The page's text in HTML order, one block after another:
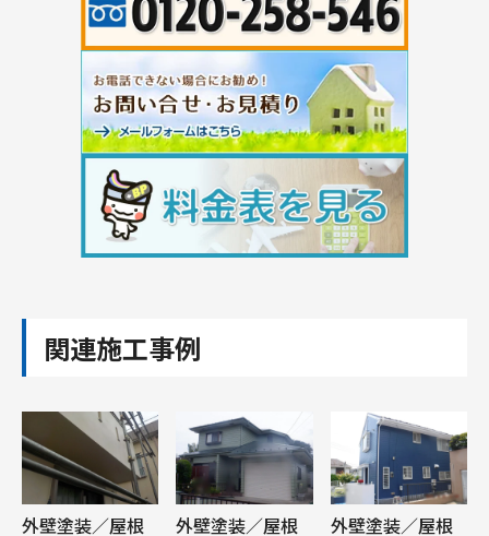
関連施工事例
外壁塗装／屋根
外壁塗装／屋根
外壁塗装／屋根